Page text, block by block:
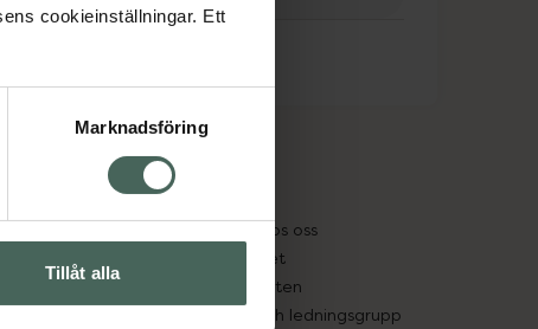
cookieinställningar. Ett
Marknadsföring
Tillåt alla
och läkemedel
in gammal medicin
Jobba hos oss
Hållbarhet
Samarbeten
Ägare och ledningsgrupp